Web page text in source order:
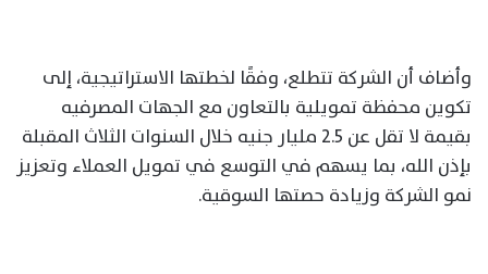
وأضاف أن الشركة تتطلع، وفقًا لخطتها الاستراتيجية، إلى
تكوين محفظة تمويلية بالتعاون مع الجهات المصرفيه
بقيمة لا تقل عن 2.5 مليار جنيه خلال السنوات الثلاث المقبلة
بإذن الله، بما يسهم في التوسع في تمويل العملاء وتعزيز
نمو الشركة وزيادة حصتها السوقية.